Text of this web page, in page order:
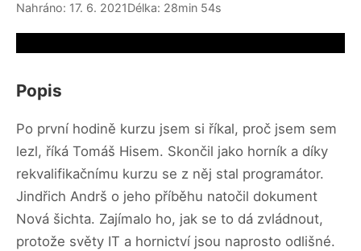
Nahráno: 17. 6. 2021Délka: 28min 54s
Popis
Po první hodině kurzu jsem si říkal, proč jsem sem
lezl, říká Tomáš Hisem. Skončil jako horník a díky
rekvalifikačnímu kurzu se z něj stal programátor.
Jindřich Andrš o jeho příběhu natočil dokument
Nová šichta. Zajímalo ho, jak se to dá zvládnout,
protože světy IT a hornictví jsou naprosto odlišné.